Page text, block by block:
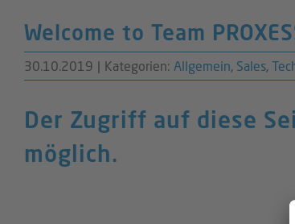
Welcome to Team
30.10.2019 | Kategorien: Allgemein, Sales,
Der Zugriff auf diese
möglich.